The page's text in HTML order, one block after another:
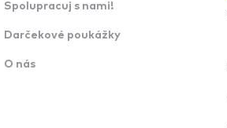
Spolupracuj s nami!
Darčekové poukážky
O nás